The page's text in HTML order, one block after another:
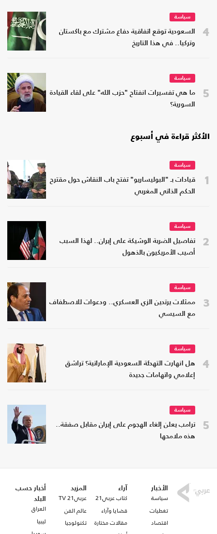
4
سياسة
السعودية توقع اتفاقية دفاع مشترك مع باكستان
وتركيا.. في هذا التاريخ
5
سياسة
ما هي تفسيرات انفتاح "حزب الله" على لقاء القيادة
السورية؟
الأكثر قراءة في أسبوع
1
سياسة
قيادات بـ "البوليساريو" تفتح باب النقاش حول مقترح
الحكم الذاتي المغربي
2
سياسة
تفاصيل الضربة الوشيكة على إيران.. لهذا السبب
أصيب الأمريكيون بالذهول
3
سياسة
ممثلات يرتدين الزي العسكري.. ودعوات للاصطفاف
مع السيسي
4
سياسة
هل انهارت التهدئة السعودية الإماراتية؟ تراشق
إعلامي واتهامات جديدة
5
سياسة
ترامب يعلن إلغاء الهجوم على إيران مقابل صفقة..
هذه ملامحها
الأخبار
سياسة
تغطيات
اقتصاد
آراء
كتاب عربي21
قضايا وآراء
مقالات مختارة
المزيد
عربي21 TV
عالم الفن
تكنولوجيا
أخبار حسب
البلد
العراق
ليبيا